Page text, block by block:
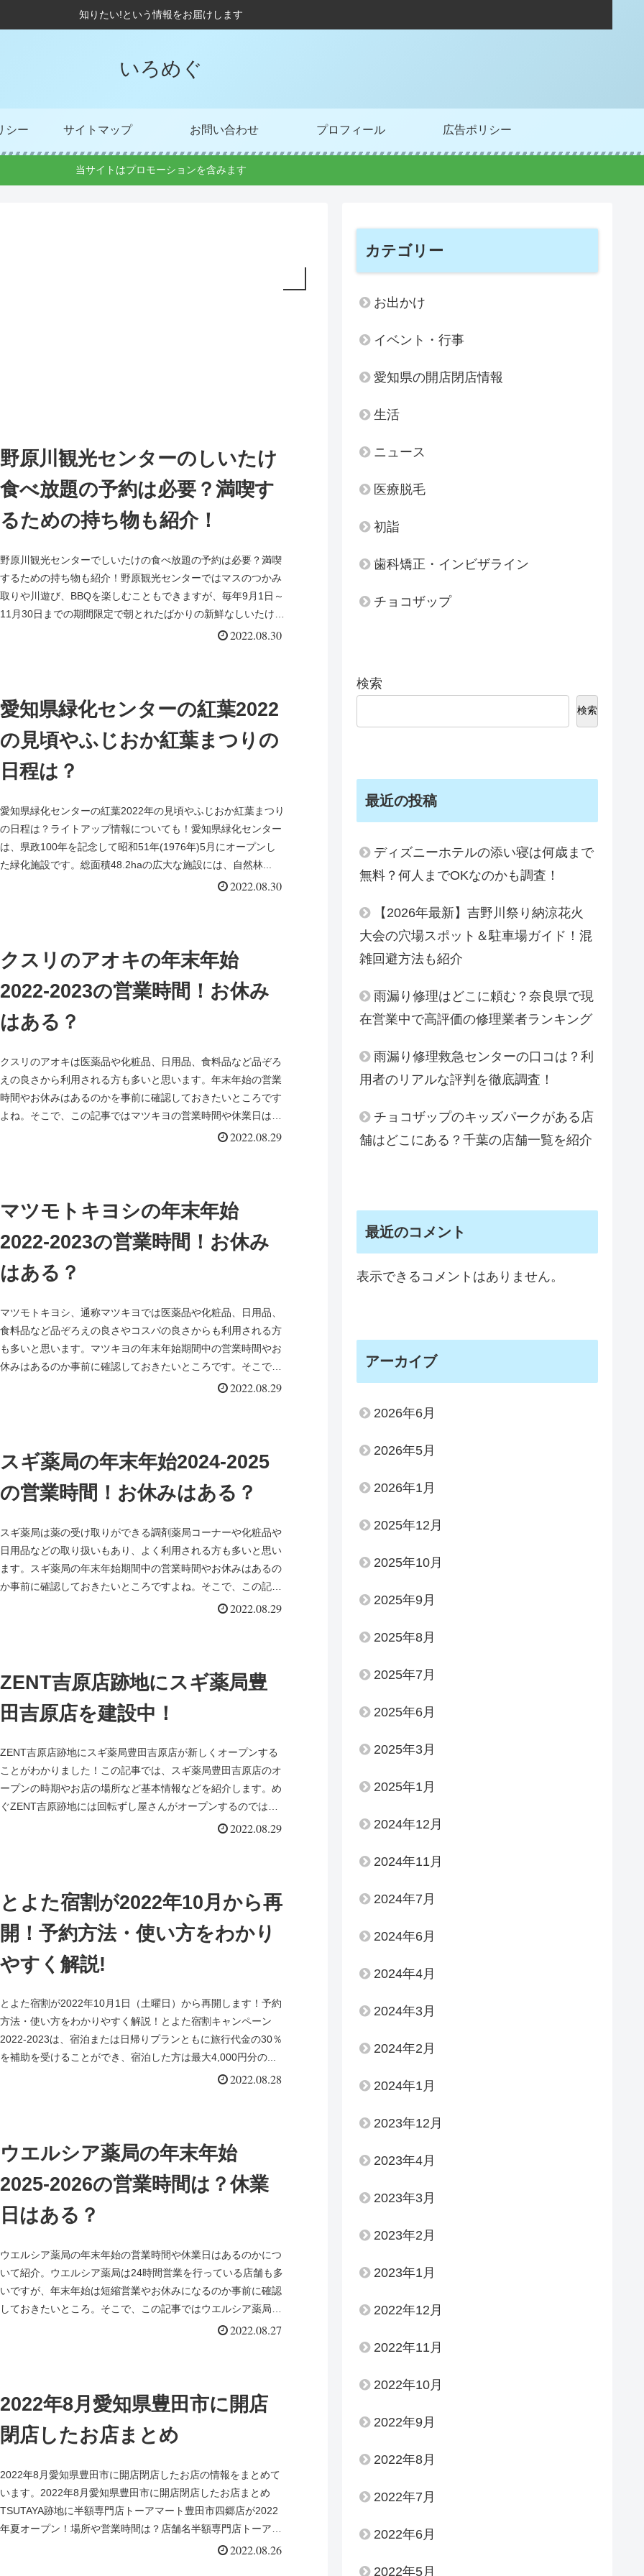
知りたい!という情報をお届けします
いろめぐ
シー サイトマップ お問い合わせ プロフィール 広告ポリシー
当サイトはプロモーションを含みます
野原川観光センターのしいたけ
食べ放題の予約は必要？満喫す
るための持ち物も紹介！
野原川観光センターでしいたけの食べ放題の予約は必要？満喫
するための持ち物も紹介！野原観光センターではマスのつかみ
取りや川遊び、BBQを楽しむこともできますが、毎年9月1日～
11月30日までの期間限定で朝とれたばかりの新鮮なしいたけを
2022.08.30
愛知県緑化センターの紅葉2022
の見頃やふじおか紅葉まつりの
日程は？
愛知県緑化センターの紅葉2022年の見頃やふじおか紅葉まつり
の日程は？ライトアップ情報についても！愛知県緑化センター
は、県政100年を記念して昭和51年(1976年)5月にオープンし
た緑化施設です。総面積48.2haの広大な施設には、自然林...
2022.08.30
クスリのアオキの年末年始
2022-2023の営業時間！お休み
はある？
クスリのアオキは医薬品や化粧品、日用品、食料品など品ぞろ
えの良さから利用される方も多いと思います。年末年始の営業
時間やお休みはあるのかを事前に確認しておきたいところです
よね。そこで、この記事ではマツキヨの営業時間や休業日はあ
2022.08.29
マツモトキヨシの年末年始
2022-2023の営業時間！お休み
はある？
マツモトキヨシ、通称マツキヨでは医薬品や化粧品、日用品、
食料品など品ぞろえの良さやコスパの良さからも利用される方
も多いと思います。マツキヨの年末年始期間中の営業時間やお
休みはあるのか事前に確認しておきたいところです。そこで、
2022.08.29
スギ薬局の年末年始2024-2025
の営業時間！お休みはある？
スギ薬局は薬の受け取りができる調剤薬局コーナーや化粧品や
日用品などの取り扱いもあり、よく利用される方も多いと思い
ます。スギ薬局の年末年始期間中の営業時間やお休みはあるの
か事前に確認しておきたいところですよね。そこで、この記事
2022.08.29
ZENT吉原店跡地にスギ薬局豊
田吉原店を建設中！
ZENT吉原店跡地にスギ薬局豊田吉原店が新しくオープンする
ことがわかりました！この記事では、スギ薬局豊田吉原店のオ
ープンの時期やお店の場所など基本情報などを紹介します。め
ぐZENT吉原跡地には回転ずし屋さんがオープンするのでは？
2022.08.29
とよた宿割が2022年10月から再
開！予約方法・使い方をわかり
やすく解説!
とよた宿割が2022年10月1日（土曜日）から再開します！予約
方法・使い方をわかりやすく解説！とよた宿割キャンペーン
2022-2023は、宿泊または日帰りプランともに旅行代金の30％
を補助を受けることができ、宿泊した方は最大4,000円分の...
2022.08.28
ウエルシア薬局の年末年始
2025-2026の営業時間は？休業
日はある？
ウエルシア薬局の年末年始の営業時間や休業日はあるのかにつ
いて紹介。ウエルシア薬局は24時間営業を行っている店舗も多
いですが、年末年始は短縮営業やお休みになるのか事前に確認
しておきたいところ。そこで、この記事ではウエルシア薬局の
2022.08.27
2022年8月愛知県豊田市に開店
閉店したお店まとめ
2022年8月愛知県豊田市に開店閉店したお店の情報をまとめて
います。2022年8月愛知県豊田市に開店閉店したお店まとめ
TSUTAYA跡地に半額専門店トーアマート豊田市四郷店が2022
年夏オープン！場所や営業時間は？店舗名半額専門店トーアマ
2022.08.26
カテゴリー
お出かけ
イベント・行事
愛知県の開店閉店情報
生活
ニュース
医療脱毛
初詣
歯科矯正・インビザライン
チョコザップ
検索
検索
最近の投稿
ディズニーホテルの添い寝は何歳まで
無料？何人までOKなのかも調査！
【2026年最新】吉野川祭り納涼花火
大会の穴場スポット＆駐車場ガイド！混
雑回避方法も紹介
雨漏り修理はどこに頼む？奈良県で現
在営業中で高評価の修理業者ランキング
雨漏り修理救急センターの口コは？利
用者のリアルな評判を徹底調査！
チョコザップのキッズパークがある店
舗はどこにある？千葉の店舗一覧を紹介
最近のコメント
表示できるコメントはありません。
アーカイブ
2026年6月
2026年5月
2026年1月
2025年12月
2025年10月
2025年9月
2025年8月
2025年7月
2025年6月
2025年3月
2025年1月
2024年12月
2024年11月
2024年7月
2024年6月
2024年4月
2024年3月
2024年2月
2024年1月
2023年12月
2023年4月
2023年3月
2023年2月
2023年1月
2022年12月
2022年11月
2022年10月
2022年9月
2022年8月
2022年7月
2022年6月
2022年5月